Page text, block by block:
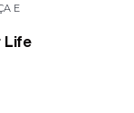
E
Life